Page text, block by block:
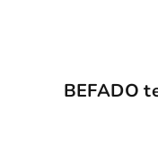
BEFADO